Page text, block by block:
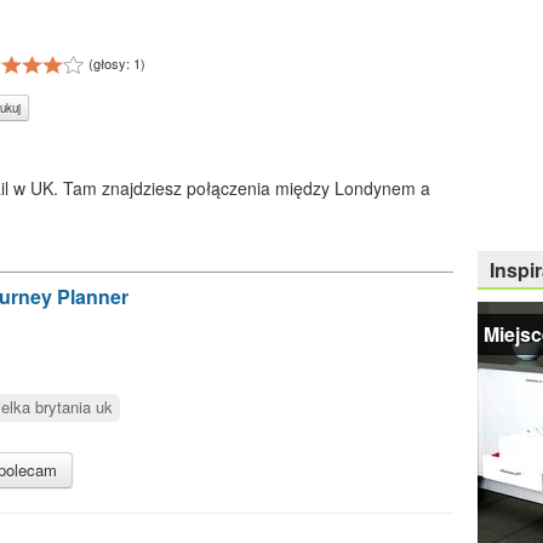
(głosy: 1)
w UK. Tam znajdziesz połączenia między Londynem a
Planner
brytania uk